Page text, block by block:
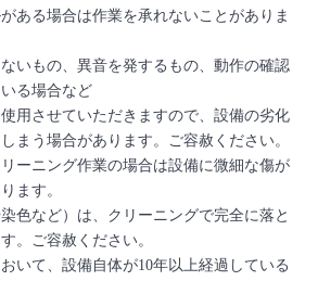
ある場合は作業を承れないことがありま
いもの、異音を発するもの、動作の確認
る場合など
用させていただきますので、設備の劣化
まう場合があります。ご容赦ください。
ーニング作業の場合は設備に微細な傷が
ます。
色など）は、クリーニングで完全に落と
。ご容赦ください。
いて、設備自体が10年以上経過している